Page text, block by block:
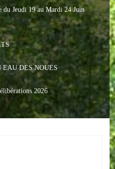
du Jeudi 19 au Mardi 24 Juin
DES NOUES
2026